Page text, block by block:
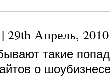
29th Апрель, 2010
такие
о